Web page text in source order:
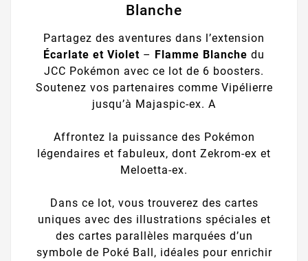
Blanche
Partagez des aventures dans l’extension
Écarlate et Violet – Flamme Blanche du
JCC Pokémon avec ce lot de 6 boosters.
Soutenez vos partenaires comme Vipélierre
jusqu’à Majaspic-ex. A
Affrontez la puissance des Pokémon
légendaires et fabuleux, dont Zekrom-ex et
Meloetta-ex.
Dans ce lot, vous trouverez des cartes
uniques avec des illustrations spéciales et
des cartes parallèles marquées d’un
symbole de Poké Ball, idéales pour enrichir